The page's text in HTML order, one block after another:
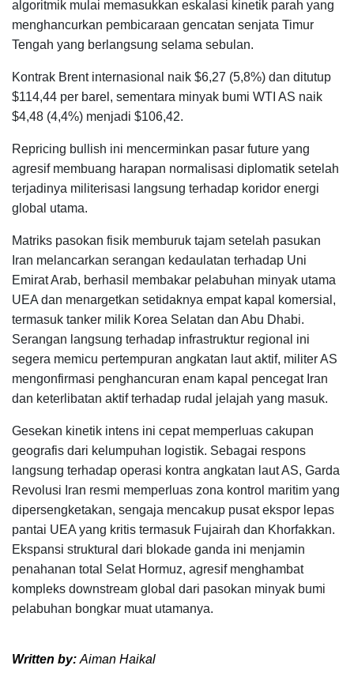
algoritmik mulai memasukkan eskalasi kinetik parah yang
menghancurkan pembicaraan gencatan senjata Timur
Tengah yang berlangsung selama sebulan.
Kontrak Brent internasional naik $6,27 (5,8%) dan ditutup
$114,44 per barel, sementara minyak bumi WTI AS naik
$4,48 (4,4%) menjadi $106,42.
Repricing bullish ini mencerminkan pasar future yang
agresif membuang harapan normalisasi diplomatik setelah
terjadinya militerisasi langsung terhadap koridor energi
global utama.
Matriks pasokan fisik memburuk tajam setelah pasukan
Iran melancarkan serangan kedaulatan terhadap Uni
Emirat Arab, berhasil membakar pelabuhan minyak utama
UEA dan menargetkan setidaknya empat kapal komersial,
termasuk tanker milik Korea Selatan dan Abu Dhabi.
Serangan langsung terhadap infrastruktur regional ini
segera memicu pertempuran angkatan laut aktif, militer AS
mengonfirmasi penghancuran enam kapal pencegat Iran
dan keterlibatan aktif terhadap rudal jelajah yang masuk.
Gesekan kinetik intens ini cepat memperluas cakupan
geografis dari kelumpuhan logistik. Sebagai respons
langsung terhadap operasi kontra angkatan laut AS, Garda
Revolusi Iran resmi memperluas zona kontrol maritim yang
dipersengketakan, sengaja mencakup pusat ekspor lepas
pantai UEA yang kritis termasuk Fujairah dan Khorfakkan.
Ekspansi struktural dari blokade ganda ini menjamin
penahanan total Selat Hormuz, agresif menghambat
kompleks downstream global dari pasokan minyak bumi
pelabuhan bongkar muat utamanya.
Written by: Aiman Haikal